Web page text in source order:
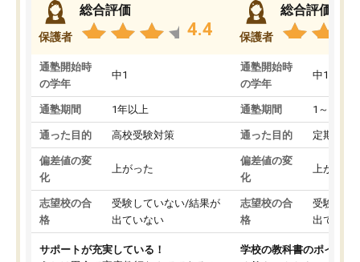
保護者
総合評価
4.4
通塾開始時
の学年
中1
通塾期間 1年以上
通った目的 高校受験対策
偏差値の変
化
上がった
志望校の合
格
受験していない/結果が
出ていない
サポートが充実している！
保護者
総合評価
通塾開始時
の学年
中1
通塾期間 1～3ヵ月
通った目的 定期テス
偏差値の変
化
上がった
志望校の合
格
受験して
出ていな
学校の教科書のポイント